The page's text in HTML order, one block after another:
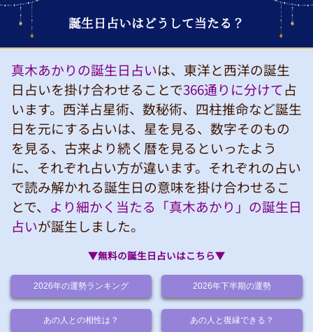
誕生日占いはどうして当たる？
真木あかりの誕生日占いは、東洋と西洋の誕生
日占いを掛け合わせることで366通りに分けて占
います。西洋占星術、数秘術、四柱推命など誕生
日を元にする占いは、星を見る、数字そのもの
を見る、古来より続く暦を見るといったよう
に、それぞれ占い方が違います。それぞれの占い
で読み解かれる誕生日の意味を掛け合わせるこ
とで、 より細かく当たる「真木あかり」の誕生日
占いが誕生しました。
▼無料の誕生日占いはこちら▼
2026年の運勢ランキング 2026年下半期の運勢
あの人との相性は？ あの人と復縁できる？